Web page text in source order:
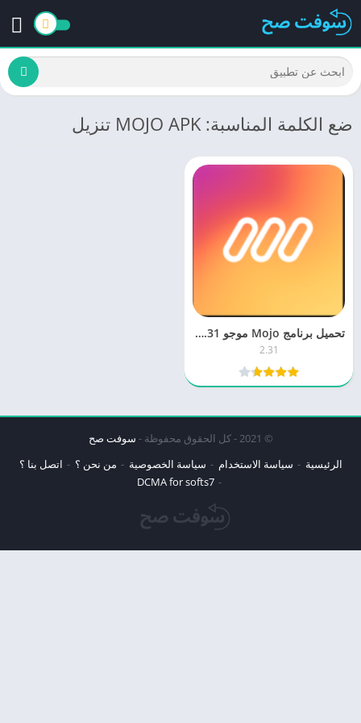
ضع الكلمة المناسبة: MOJO APK تنزيل
تحميل برنامج Mojo موجو 2.31 لمونتاج الفيديو للكمبيوتر والموبايل برابط مباشر
2.31
© 2021 - كل الحقوق محفوظة -
سوفت صح
الرئيسية
سياسة الاستخدام سياسة الخصوصية من نحن ؟
اتصل بنا ؟
DCMA for softs7